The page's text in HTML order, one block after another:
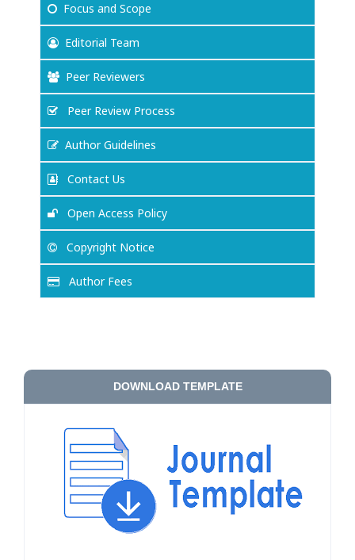
Focus and Scope
Editorial Team
Peer Reviewers
Peer Review Process
Author Guidelines
Contact Us
Open Access Policy
Copyright Notice
Author Fees
DOWNLOAD TEMPLATE